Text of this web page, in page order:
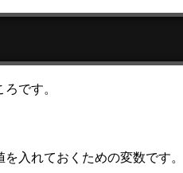
です。
入れておくための変数です。